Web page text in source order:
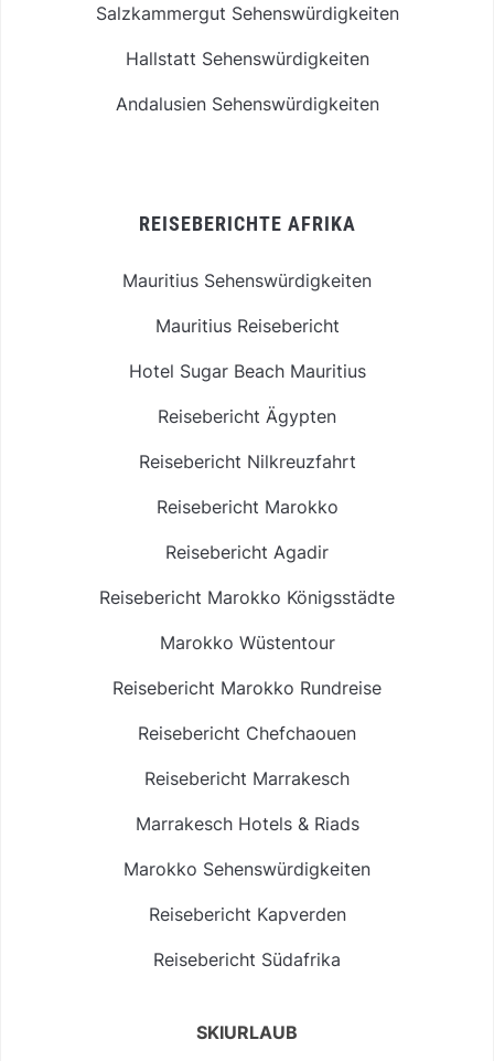
Salzkammergut Sehenswürdigkeiten
Hallstatt Sehenswürdigkeiten
Andalusien Sehenswürdigkeiten
REISEBERICHTE AFRIKA
Mauritius Sehenswürdigkeiten
Mauritius Reisebericht
Hotel Sugar Beach Mauritius
Reisebericht Ägypten
Reisebericht Nilkreuzfahrt
Reisebericht Marokko
Reisebericht Agadir
Reisebericht Marokko Königsstädte
Marokko Wüstentour
Reisebericht Marokko Rundreise
Reisebericht Chefchaouen
Reisebericht Marrakesch
Marrakesch Hotels & Riads
Marokko Sehenswürdigkeiten
Reisebericht Kapverden
Reisebericht Südafrika
SKIURLAUB